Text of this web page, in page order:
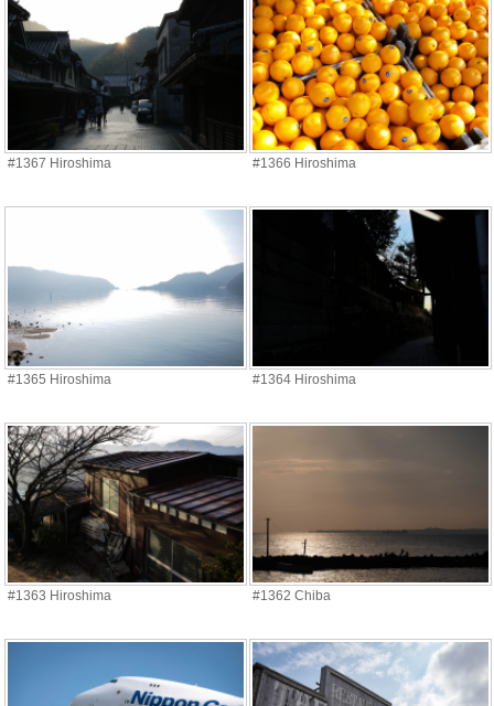
#1367 Hiroshima #1366 Hiroshima
#1365 Hiroshima #1364 Hiroshima
#1363 Hiroshima #1362 Chiba